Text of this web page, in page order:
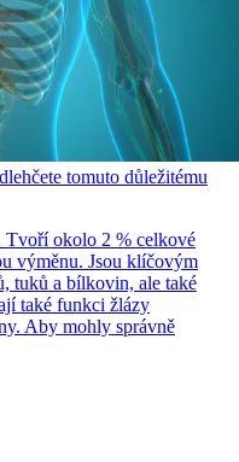
tomuto důležitému
Tvoří okolo 2 % celkové
výměnu. Jsou klíčovým
tuků a bílkovin, ale také
také funkci žlázy
Aby mohly správně